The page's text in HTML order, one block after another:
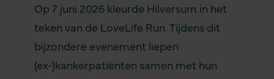
Op 7 juni 2026 kleurde Hilversum in het
teken van de LoveLife Run. Tijdens dit
bijzondere evenement liepen
(ex-)kankerpatiënten samen met hun